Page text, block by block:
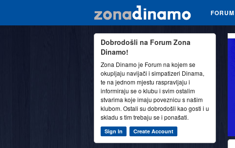
FORUM
Dobrodošli na Forum Zona
Dinamo!
Zona Dinamo je Forum na kojem se
okupljaju navijači i simpatizeri Dinama,
te na jednom mjestu raspravljaju i
informiraju se o klubu i svim ostalim
stvarima koje imaju poveznicu s našim
klubom. Ostali su dobrodošli kao gosti i u
skladu s tim trebaju se i ponašati.
Sign In Create Account